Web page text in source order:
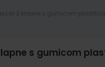
s gumicom